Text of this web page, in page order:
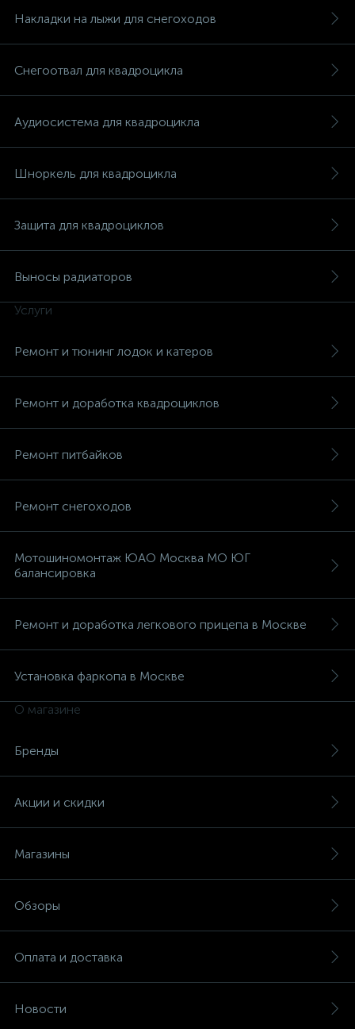
Накладки на лыжи для снегоходов
Снегоотвал для квадроцикла
Аудиосистема для квадроцикла
Шноркель для квадроцикла
Защита для квадроциклов
Выносы радиаторов
Услуги
Ремонт и тюнинг лодок и катеров
Ремонт и доработка квадроциклов
Ремонт питбайков
Ремонт снегоходов
Мотошиномонтаж ЮАО Москва МО ЮГ
балансировка
Ремонт и доработка легкового прицепа в Москве
Установка фаркопа в Москве
О магазине
Бренды
Акции и скидки
Магазины
Обзоры
Оплата и доставка
Новости